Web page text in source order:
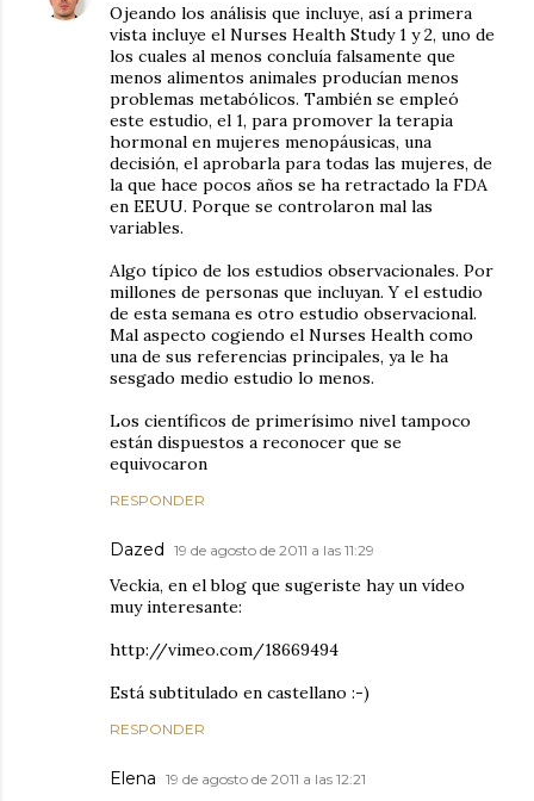
Ojeando los análisis que incluye, así a primera
vista incluye el Nurses Health Study 1 y 2, uno de
los cuales al menos concluía falsamente que
menos alimentos animales producían menos
problemas metabólicos. También se empleó
este estudio, el 1, para promover la terapia
hormonal en mujeres menopáusicas, una
decisión, el aprobarla para todas las mujeres, de
la que hace pocos años se ha retractado la FDA
en EEUU. Porque se controlaron mal las
variables.
Algo típico de los estudios observacionales. Por
millones de personas que incluyan. Y el estudio
de esta semana es otro estudio observacional.
Mal aspecto cogiendo el Nurses Health como
una de sus referencias principales, ya le ha
sesgado medio estudio lo menos.
Los científicos de primerísimo nivel tampoco
están dispuestos a reconocer que se
equivocaron
RESPONDER
Dazed 19 de agosto de 2011 a las 11:29
Veckia, en el blog que sugeriste hay un vídeo
muy interesante:
http://vimeo.com/18669494
Está subtitulado en castellano :-)
RESPONDER
Elena 19 de agosto de 2011 a las 12:21